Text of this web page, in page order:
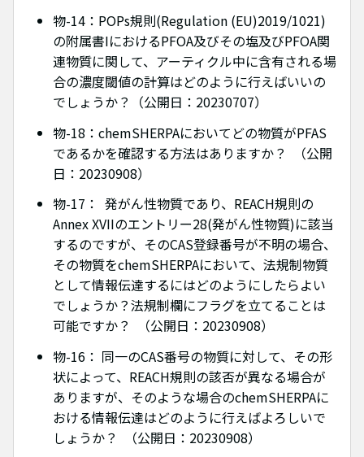
物-14：POPs規則(Regulation (EU)2019/1021)
の附属書IにおけるPFOA及びその塩及びPFOA関
連物質に関して、アーティクル中に含有される場
合の濃度閾値の計算はどのように行えばいいの
でしょうか？（公開日：20230707）
物-18：chemSHERPAにおいてどの物質がPFAS
であるかを確認する方法はありますか？ （公開
日：20230908）
物-17： 発がん性物質であり、REACH規則の
Annex XVIIのエントリー28(発がん性物質)に該当
するのですが、そのCAS登録番号が不明の場合、
その物質をchemSHERPAにおいて、法規制物質
として情報伝達するにはどのようにしたらよい
でしょうか？法規制欄にフラグを立てることは
可能ですか？ （公開日：20230908）
物-16： 同一のCAS番号の物質に対して、その形
状によって、REACH規則の該否が異なる場合が
ありますが、そのような場合のchemSHERPAに
おける情報伝達はどのように行えばよろしいで
しょうか？ （公開日：20230908）